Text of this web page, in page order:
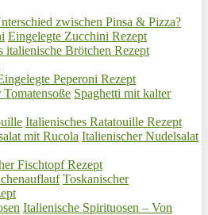
zwischen Pinsa & Pizza?
Eingelegte Zucchini Rezept
italienische Brötchen Rezept
Peperoni Rezept
Spaghetti mit kalter
Italienisches Ratatouille Rezept
Italienischer Nudelsalat
Fischtopf Rezept
Toskanischer
Italienische Spirituosen – Von